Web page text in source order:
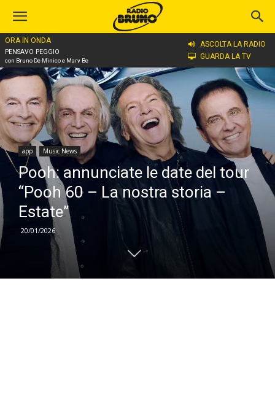
ORA IN ONDA
PENSAVO PEGGIO
con Bruno De Minico e Mary Be
ASCOLTA LA RADIO
GUARDA LA TV
Home
app Music News
Pooh: annunciate le date del tour
“Pooh 60 – La nostra storia –
Estate”
20/01/2026